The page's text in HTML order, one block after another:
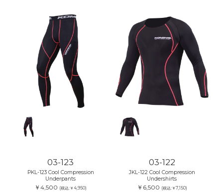
03-123
PKL-123 Cool Compression
Underpants
￥4,500 (税込:￥4,950)
03-122
JKL-122 Cool Compression
Undershirts
￥6,500 (税込:￥7,150)